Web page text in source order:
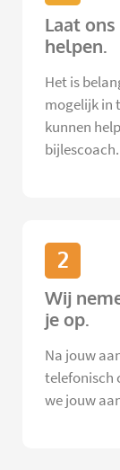
Laat
helpen.
Het is
mogelijk in
kunnen
bijlescoach.
2
Wij
je op.
Na jouw
telefonisch
we jouw